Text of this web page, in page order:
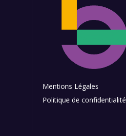
Mentions Légales
Politique de confidentialité